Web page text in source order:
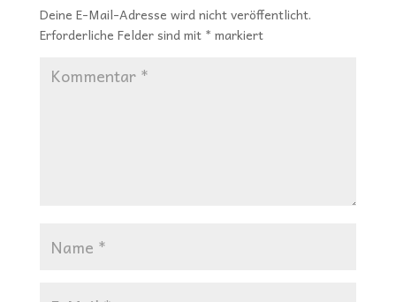
Deine E-Mail-Adresse wird nicht veröffentlicht.
Erforderliche Felder sind mit * markiert